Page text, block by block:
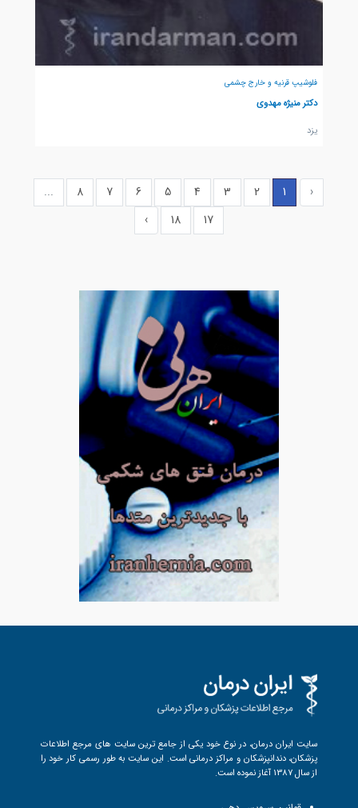
فلوشیپ قرنیه و خارج چشمی
دکتر منیژه مهدوی
يزد
‹
1
2
3
4
5
6
7
8
...
17
18
›
سایت ایران درمان، در نوع خود یکی از جامع ترین سایت های مرجع اطلاعات
پزشکان، دندانپزشکان و مراکز درمانی است. این سایت به طور رسمی کار خود را
از سال 1387 آغاز نموده است.